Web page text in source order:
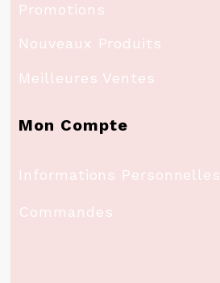
Promotions
Nouveaux Produits
Meilleures Ventes
Mon Compte
Informations Personnelles
Commandes